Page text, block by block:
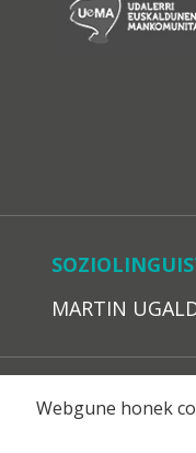
MARTIN
Webgune honek